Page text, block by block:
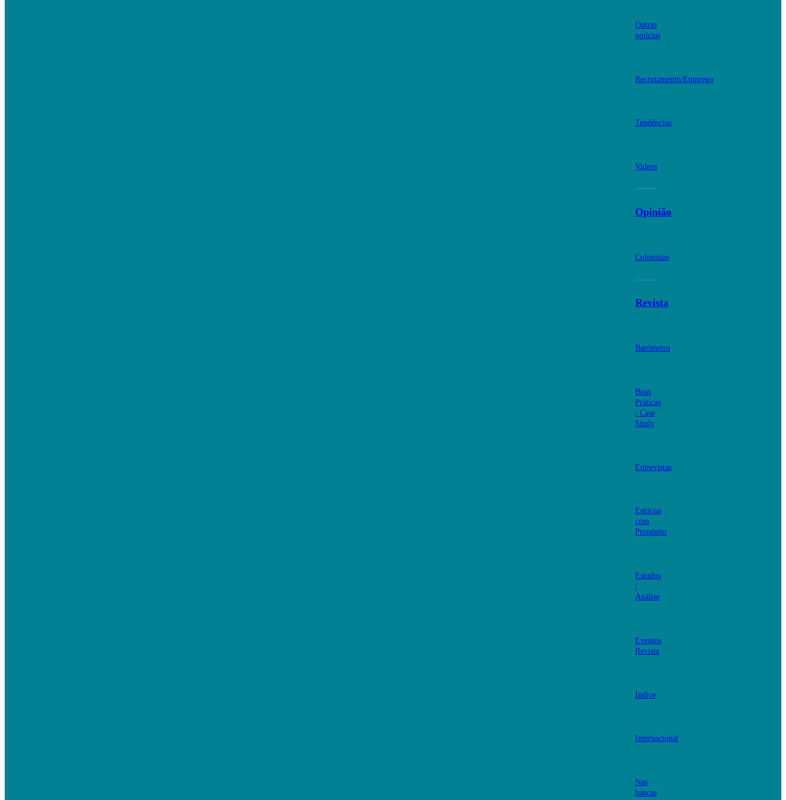
Outras
notícias
Recrutamento/Emprego
Tendências
Videos
Opinião
Colunistas
Revista
Barómetro
Boas
Práticas
/ Case
Study
Entrevistas
Estórias
com
Propósito
Estudos
/
Análise
Eventos
Revista
Índice
Internacional
Nas
bancas